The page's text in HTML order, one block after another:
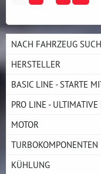
NACH FAHRZEUG
HERSTELLER
BASIC LINE - STARTE
PRO LINE -
MOTOR
TURBOKOMPONENTEN
KÜHLUNG